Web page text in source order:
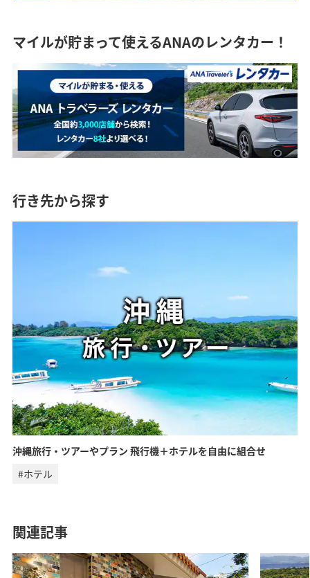
マイルが貯まって使えるANAのレンタカー！
行き先から探す
沖縄旅行・ツアーやプラン 飛行機＋ホテルを自由に組合せ
#ホテル
関連記事